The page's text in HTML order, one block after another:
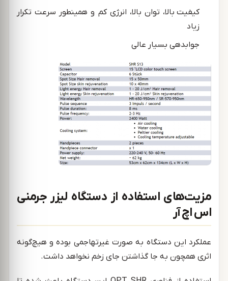
کیفیت بالا، توان بالا، انرژی کم و همینطور سرعت تکرار
زیاد
جوابدهی بسیار عالی
مزیت‌های استفاده از دستگاه لیزر جرمنی
اس اچ آر
عملکرد این دستگاه به صورت غیرتهاجمی بوده و هیچ‌گونه
اثری همچون به جا گذاشتن جای زخم نخواهد داشت.